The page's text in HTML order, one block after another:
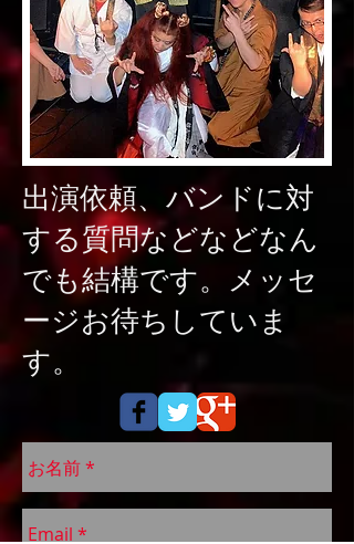
出演依頼、バンドに対
する質問などなどなん
でも結構です。メッセ
ージお待ちしていま
す。